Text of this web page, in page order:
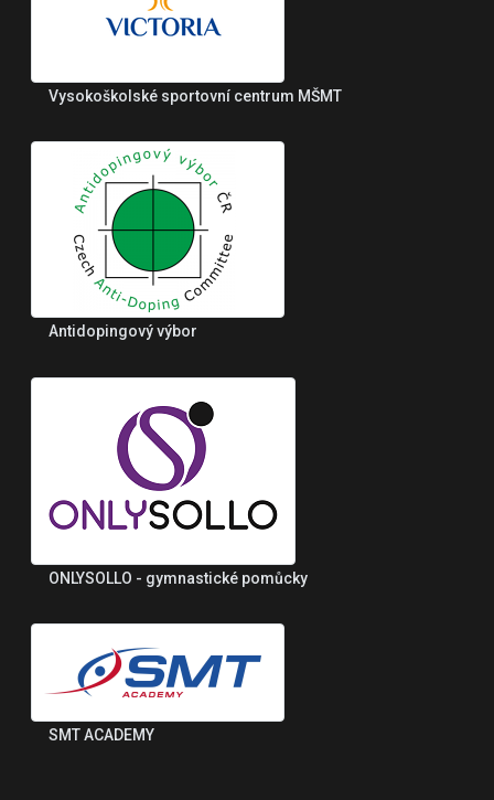
Vysokoškolské sportovní centrum MŠMT
Antidopingový výbor
ONLYSOLLO - gymnastické pomůcky
SMT ACADEMY